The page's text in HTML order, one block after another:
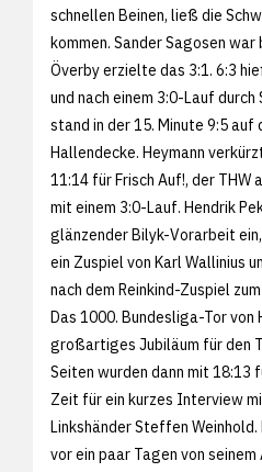
schnellen Beinen, ließ die
kommen. Sander Sagosen
Överby erzielte das 3:1. 6:3
und nach einem 3:0-Lauf
stand in der 15. Minute 9:5
Hallendecke. Heymann
11:14 für Frisch Auf!, der
mit einem 3:0-Lauf. Hendrik
glänzender Bilyk-Vorarbeit
ein Zuspiel von Karl Wallinius
nach dem Reinkind-Zuspiel
Das 1000. Bundesliga-Tor von
großartiges Jubiläum für den
Seiten wurden dann mit 18:13
Zeit für ein kurzes Interview
Linkshänder Steffen
vor ein paar Tagen von